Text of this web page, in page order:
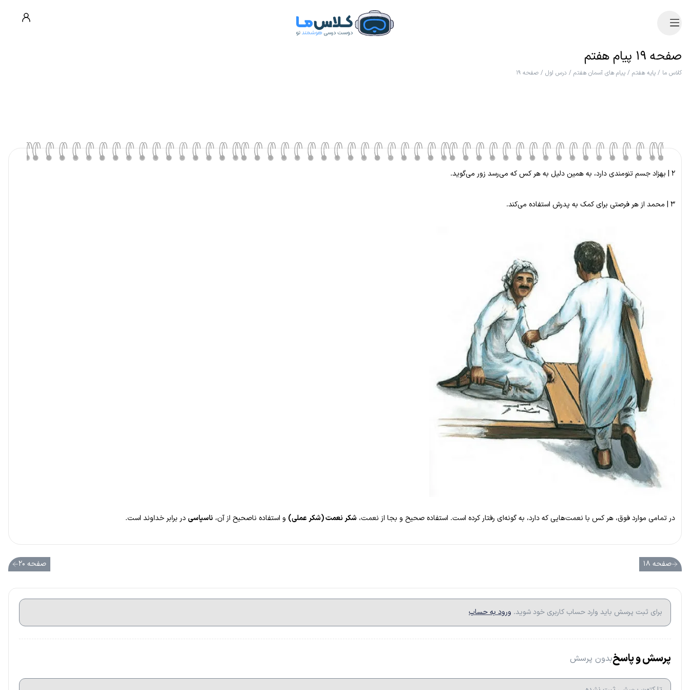
صفحه ۱۹ پیام هفتم
کلاس ما / پایه هفتم / پیام های آسمان هفتم / درس اول / صفحه ۱۹
۲ | بهزاد جسم تنومندی دارد، به همین دلیل به هر کس که می‌رسد زور می‌گوید.
۳ | محمد از هر فرصتی برای کمک به پدرش استفاده می‌کند.
در تمامی موارد فوق، هر کس با نعمت‌هایی که دارد، به گونه‌ای رفتار کرده است. استفاده صحیح و بجا از نعمت، شکر نعمت (شکر عملی) و استفاده ناصحیح از آن، ناسپاسیدر برابر خداوند است.
صفحه ۱۸ صفحه ۲۰
برای ثبت پرسش باید وارد حساب کاربری خود شوید. ورود به حساب
پرسش و پاسخبدون پرسش